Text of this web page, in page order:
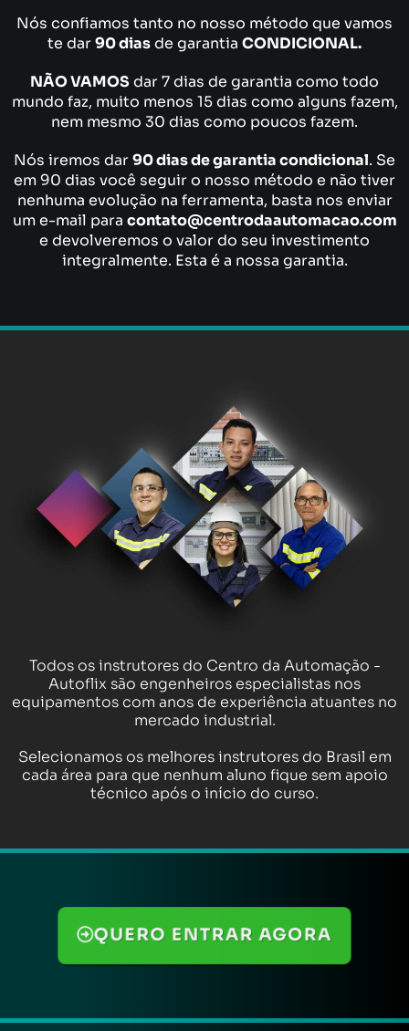
Nós confiamos tanto no nosso método que vamos
te dar90 diasde garantia CONDICIONAL.
NÃO VAMOSdar 7 dias de garantia como todo
mundo faz, muito menos 15 dias como alguns fazem,
nem mesmo 30 dias como poucos fazem.
Nós iremos dar90 dias de garantia condicional. Se
em 90 dias você seguir o nosso método e não tiver
nenhuma evolução na ferramenta, basta nos enviar
um e-mail para contato@centrodaautomacao.com
e devolveremos o valor do seu investimento
integralmente. Esta é a nossa garantia.
Todos os instrutores do Centro da Automação -
Autoflix são engenheiros especialistas nos
equipamentos com anos de experiência atuantes no
mercado industrial.
Selecionamos os melhores instrutores do Brasil em
cada área para que nenhum aluno fique sem apoio
técnico após o início do curso.
QUERO ENTRAR AGORA